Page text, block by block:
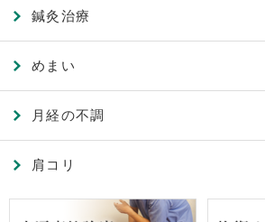
鍼灸治療
めまい
月経の不調
肩コリ